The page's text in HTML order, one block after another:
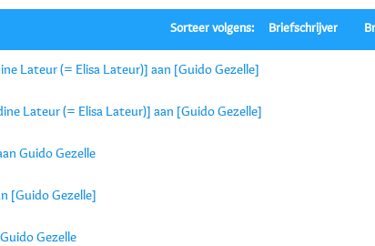
Sorteer volgens: Briefschrijver
Lateur (= Elisa Lateur)] aan [Guido Gezelle]
Lateur (= Elisa Lateur)] aan [Guido Gezelle]
Guido Gezelle
[Guido Gezelle]
Gezelle